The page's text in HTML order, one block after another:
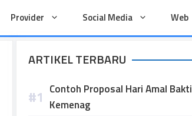
Provider Social Media Web
ARTIKEL TERBARU
Contoh Proposal Hari Amal Bakti
Kemenag